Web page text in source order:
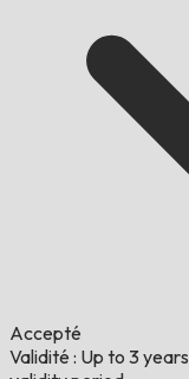
Accepté
Validité : Up to 3 years